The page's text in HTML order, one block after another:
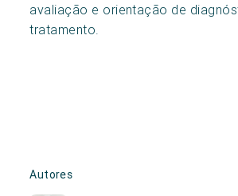
avaliação e orientação de
tratamento.
Autores